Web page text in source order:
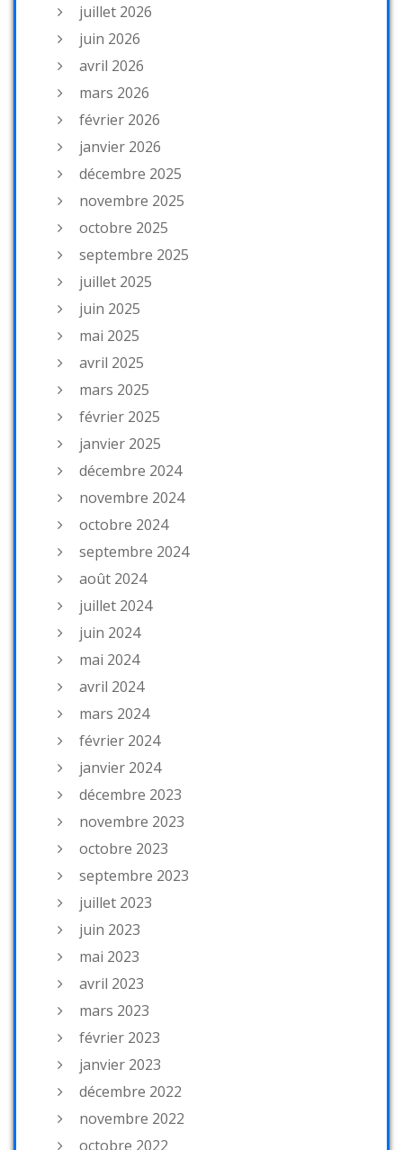
juillet 2026
juin 2026
avril 2026
mars 2026
février 2026
janvier 2026
décembre 2025
novembre 2025
octobre 2025
septembre 2025
juillet 2025
juin 2025
mai 2025
avril 2025
mars 2025
février 2025
janvier 2025
décembre 2024
novembre 2024
octobre 2024
septembre 2024
août 2024
juillet 2024
juin 2024
mai 2024
avril 2024
mars 2024
février 2024
janvier 2024
décembre 2023
novembre 2023
octobre 2023
septembre 2023
juillet 2023
juin 2023
mai 2023
avril 2023
mars 2023
février 2023
janvier 2023
décembre 2022
novembre 2022
octobre 2022